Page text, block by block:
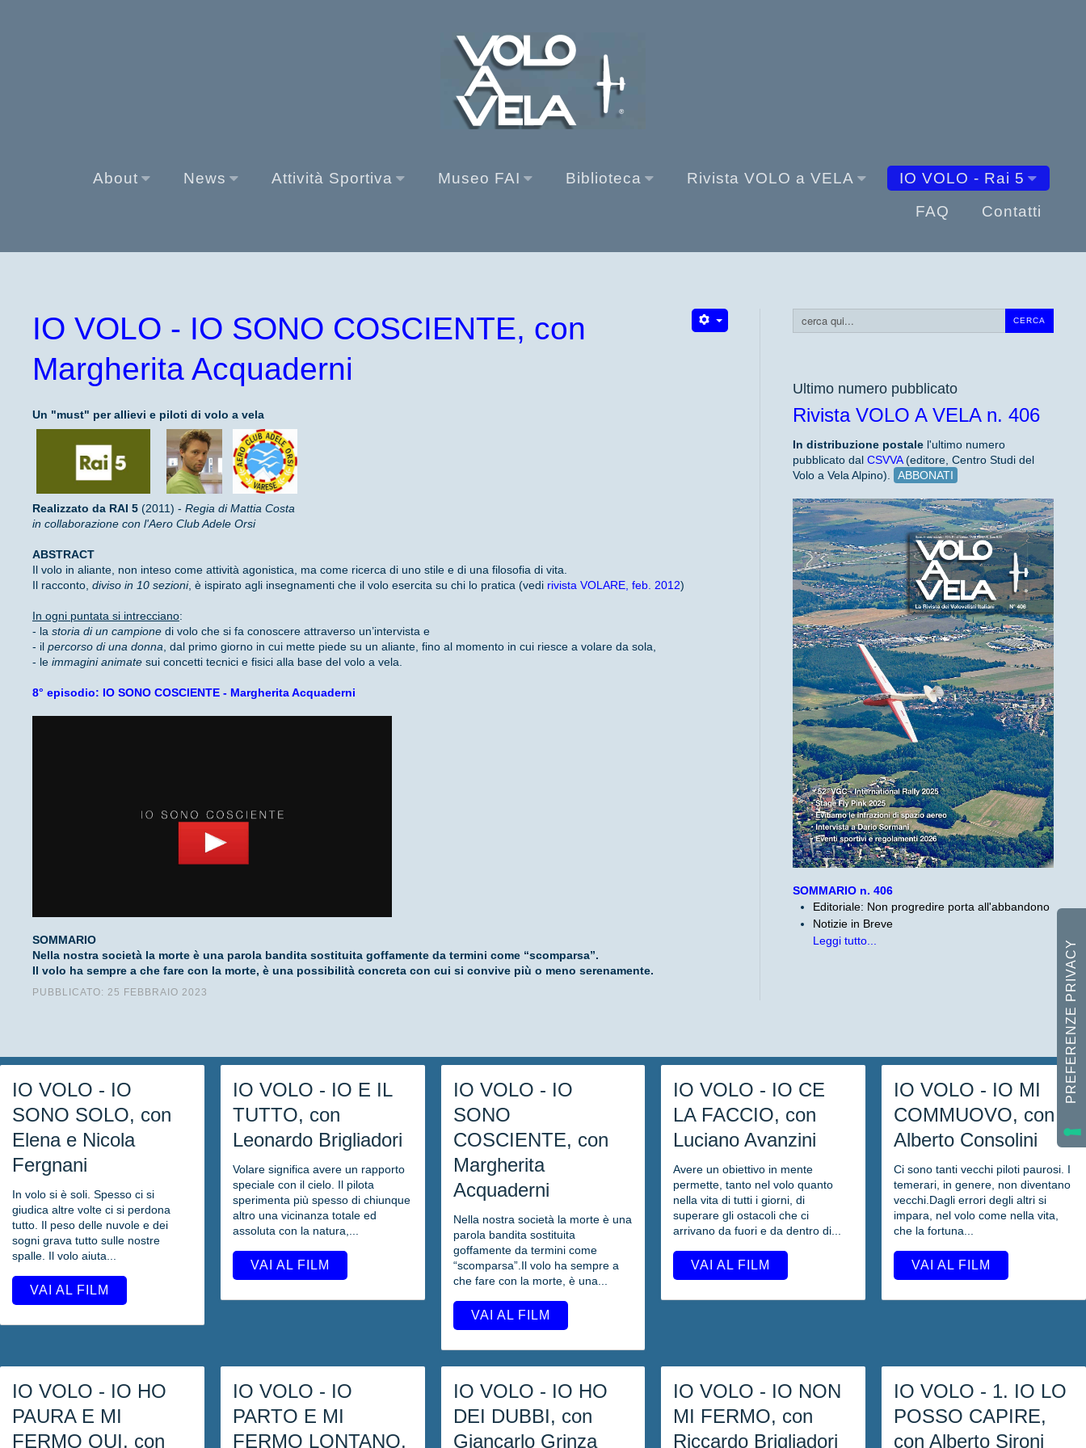
About News Attività Sportiva Museo FAI Biblioteca Rivista VOLO a VELA
IO VOLO - Rai 5
FAQ
Contatti
CERCA
Cerca...
Ultimo numero pubblicato
Rivista VOLO A VELA n. 406
In distribuzione postalel'ultimo numero
pubblicato dal CSVVA(editore, Centro Studi del
Volo a Vela Alpino).
ABBONATI
SOMMARIO n. 406
Editoriale: Non progredire porta all'abbandono
Notizie in Breve
Leggi tutto...
IO VOLO - IO SONO COSCIENTE, con
Margherita Acquaderni
Un "must" per allievi e piloti di volo a vela
Realizzato da RAI 5 (2011) - Regia di Mattia Costa
in collaborazione con l'Aero Club Adele Orsi
ABSTRACT
Il volo in aliante, non inteso come attività agonistica, ma come ricerca di uno stile e di una filosofia di vita.
Il racconto, diviso in 10 sezioni, è ispirato agli insegnamenti che il volo esercita su chi lo pratica (vedi rivista VOLARE, feb. 2012)
In ogni puntata si intrecciano:
- la storia di un campione di volo che si fa conoscere attraverso un’intervista e
- il percorso di una donna , dal primo giorno in cui mette piede su un aliante, fino al momento in cui riesce a volare da sola,
- le immagini animate sui concetti tecnici e fisici alla base del volo a vela.
8° episodio: IO SONO COSCIENTE - Margherita Acquaderni
SOMMARIO
Nella nostra società la morte è una parola bandita sostituita goffamente da termini come “scomparsa”.
Il volo ha sempre a che fare con la morte, è una possibilità concreta con cui si convive più o meno serenamente.
PUBBLICATO: 25 FEBBRAIO 2023
IO VOLO - IO
SONO SOLO, con
Elena e Nicola
Fergnani
In volo si è soli. Spesso ci si
giudica altre volte ci si perdona
tutto. Il peso delle nuvole e dei
sogni grava tutto sulle nostre
spalle. Il volo aiuta...
VAI AL FILM
IO VOLO - IO E IL
TUTTO, con
Leonardo Brigliadori
Volare significa avere un rapporto
speciale con il cielo. Il pilota
sperimenta più spesso di chiunque
altro una vicinanza totale ed
assoluta con la natura,...
VAI AL FILM
IO VOLO - IO
SONO
COSCIENTE, con
Margherita
Acquaderni
Nella nostra società la morte è una
parola bandita sostituita
goffamente da termini come
“scomparsa”.Il volo ha sempre a
che fare con la morte, è una...
VAI AL FILM
IO VOLO - IO CE
LA FACCIO, con
Luciano Avanzini
Avere un obiettivo in mente
permette, tanto nel volo quanto
nella vita di tutti i giorni, di
superare gli ostacoli che ci
arrivano da fuori e da dentro di...
VAI AL FILM
IO VOLO - IO MI
COMMUOVO, con
Alberto Consolini
Ci sono tanti vecchi piloti paurosi. I
temerari, in genere, non diventano
vecchi.Dagli errori degli altri si
impara, nel volo come nella vita,
che la fortuna...
VAI AL FILM
IO VOLO - IO HO
PAURA E MI
FERMO QUI, con
IO VOLO - IO
PARTO E MI
FERMO LONTANO,
IO VOLO - IO HO
DEI DUBBI, con
Giancarlo Grinza
IO VOLO - IO NON
MI FERMO, con
Riccardo Brigliadori
IO VOLO - 1. IO LO
POSSO CAPIRE,
con Alberto Sironi